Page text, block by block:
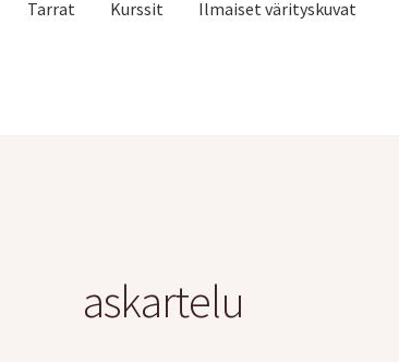
Tarrat Kurssit Ilmaiset värityskuvat
askartelu